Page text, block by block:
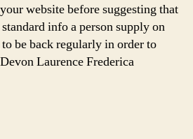
website before suggesting that
info a person supply on
be back regularly in order to
Laurence Frederica